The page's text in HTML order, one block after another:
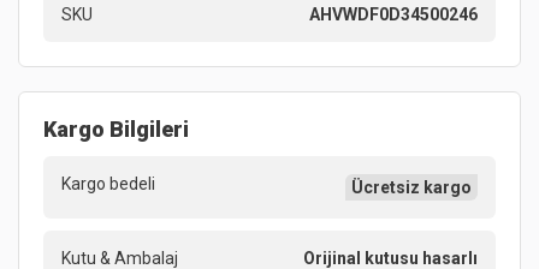
SKU AHVWDF0D34500246
Kargo Bilgileri
Kargo bedeli Ücretsiz kargo
Kutu & Ambalaj Orijinal kutusu hasarlı